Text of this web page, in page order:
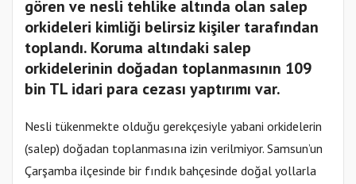
gören ve nesli tehlike altında olan salep
orkideleri kimliği belirsiz kişiler tarafından
toplandı. Koruma altındaki salep
orkidelerinin doğadan toplanmasının 109
bin TL idari para cezası yaptırımı var.
Nesli tükenmekte olduğu gerekçesiyle yabani orkidelerin
(salep) doğadan toplanmasına izin verilmiyor. Samsun’un
Çarşamba ilçesinde bir fındık bahçesinde doğal yollarla